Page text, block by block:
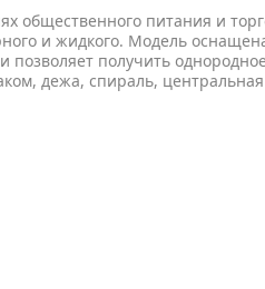
общественного питания и
и жидкого. Модель
позволяет получить однородное
дежа, спираль, центральная